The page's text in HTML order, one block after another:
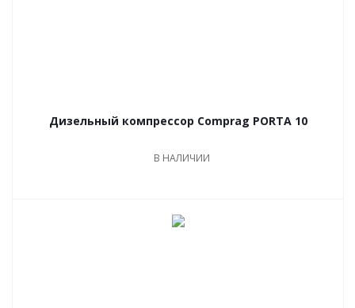
Дизельный компрессор Comprag PORTA 10
В НАЛИЧИИ